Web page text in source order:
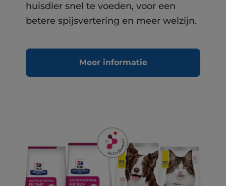
huisdier snel te voeden, voor een
betere spijsvertering en meer welzijn.
Meer informatie